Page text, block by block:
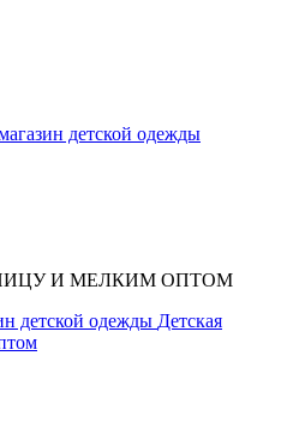
И МЕЛКИМ ОПТОМ
Детская